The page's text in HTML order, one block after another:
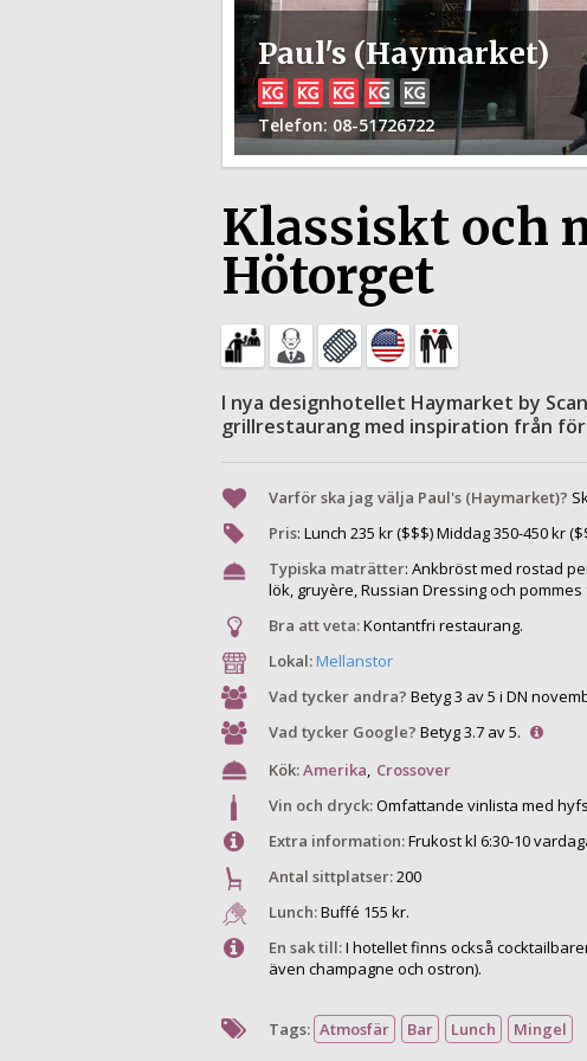
Paul's (Haymarket)
Telefon: 08-51726722
Klassiskt och
Hötorget
I nya designhotellet Haymarket by
grillrestaurang med inspiration från
Varför ska jag välja Paul's (Haymarket)?
Pris: Lunch 235 kr ($$$) Middag350-450kr
Typiska maträtter: Ankbröst med rostad
lök, gruyère, Russian Dressing och pommes
Bra att veta:Kontantfri restaurang.
Lokal:Mellanstor
Vad tycker andra? Betyg 3 av 5 i DN
Vad tycker Google? Betyg 3.7 av 5.
Kök:Amerika, Crossover
Vin och dryck:Omfattande vinlista med
Extra information:Frukost kl 6:30-10
Antal sittplatser:200
Lunch:Buffé 155 kr.
En sak till:I hotellet finns också
även champagne och ostron).
Tags: Atmosfär Bar Lunch Mingel